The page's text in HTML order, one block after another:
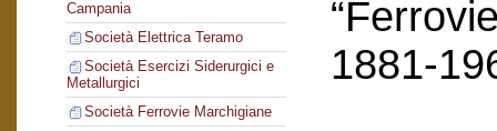
Campania
Società Elettrica Teramo
Società Esercizi Siderurgici e
Metallurgici
Società Ferrovie Marchigiane
1881-